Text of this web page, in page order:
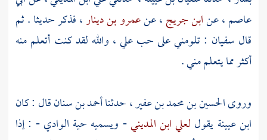
عاصم، عنابن جريج، عنعمرو بن دينار، فذكر حديثا . ثم
قال سفيان : تلومني على حب علي ، والله لقد كنت أتعلم منه
أكثر مما يتعلم مني .
وروىالحسين بن محمد بن عفير، حدثناأحمد بن سنانقال : كان
ابن عيينة يقول لعلي ابن المديني- ويسميه حية الوادي - : إذا